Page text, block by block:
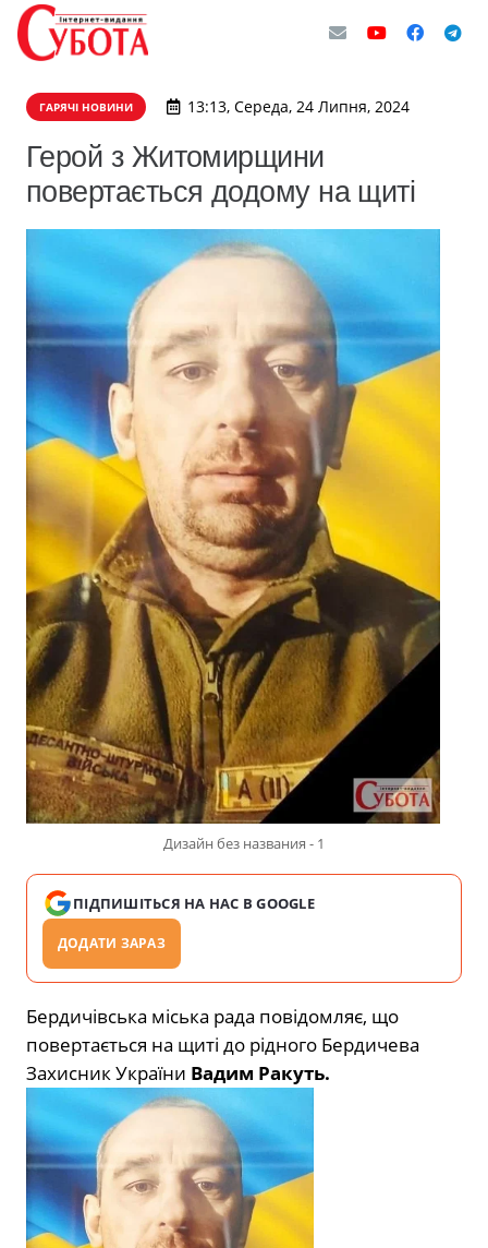
ГАРЯЧІ НОВИНИ 13:13, Середа, 24 Липня, 2024
Герой з Житомирщини
повертається додому на щиті
Дизайн без названия - 1
ПІДПИШІТЬСЯ НА НАС В GOOGLE
ДОДАТИ ЗАРАЗ
Бердичівська міська рада повідомляє, що
повертається на щиті до рідного Бердичева
Захисник України Вадим Ракуть.